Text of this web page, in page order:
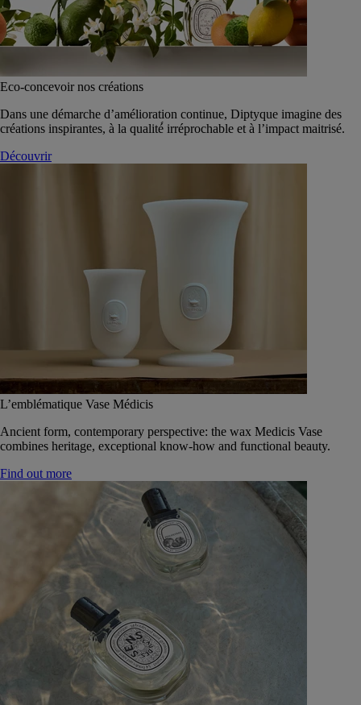
Eco-concevoir nos créations
Dans une démarche d’amélioration continue, Diptyque imagine des
créations inspirantes, à la qualité́ irréprochable et à l’impact maitrisé.
Découvrir
L’emblématique Vase Médicis
Ancient form, contemporary perspective: the wax Medicis Vase
combines heritage, exceptional know-how and functional beauty.
Find out more